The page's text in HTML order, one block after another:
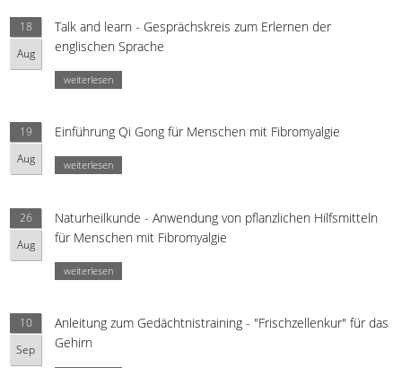
18
Aug
Talk and learn - Gesprächskreis zum Erlernen der
englischen Sprache
weiterlesen
19
Aug
Einführung Qi Gong für Menschen mit Fibromyalgie
weiterlesen
26
Aug
Naturheilkunde - Anwendung von pflanzlichen Hilfsmitteln
für Menschen mit Fibromyalgie
weiterlesen
10
Sep
Anleitung zum Gedächtnistraining - "Frischzellenkur" für das
Gehirn